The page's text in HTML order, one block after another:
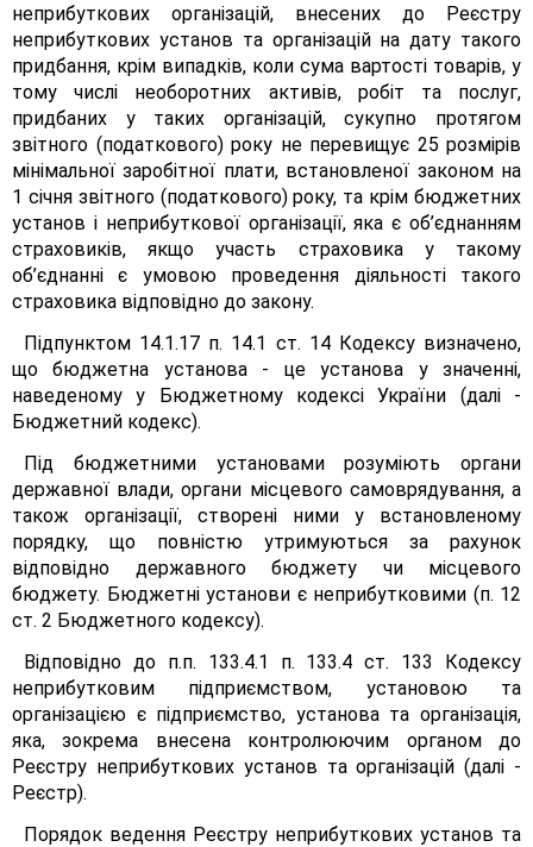
неприбуткових організацій, внесених до Реєстру
неприбуткових установ та організацій на дату такого
придбання, крім випадків, коли сума вартості товарів, у
тому числі необоротних активів, робіт та послуг,
придбаних у таких організацій, сукупно протягом
звітного (податкового) року не перевищує 25 розмірів
мінімальної заробітної плати, встановленої законом на
1 січня звітного (податкового) року, та крім бюджетних
установ і неприбуткової організації, яка є об’єднанням
страховиків, якщо участь страховика у такому
об’єднанні є умовою проведення діяльності такого
страховика відповідно до закону.
Підпунктом 14.1.17 п. 14.1 ст. 14 Кодексу визначено,
що бюджетна установа - це установа у значенні,
наведеному у Бюджетному кодексі України (далі -
Бюджетний кодекс).
Під бюджетними установами розуміють органи
державної влади, органи місцевого самоврядування, а
також організації, створені ними у встановленому
порядку, що повністю утримуються за рахунок
відповідно державного бюджету чи місцевого
бюджету. Бюджетні установи є неприбутковими (п. 12
ст. 2 Бюджетного кодексу).
Відповідно до п.п. 133.4.1 п. 133.4 ст. 133 Кодексу
неприбутковим підприємством, установою та
організацією є підприємство, установа та організація,
яка, зокрема внесена контролюючим органом до
Реєстру неприбуткових установ та організацій (далі -
Реєстр).
Порядок ведення Реєстру неприбуткових установ та